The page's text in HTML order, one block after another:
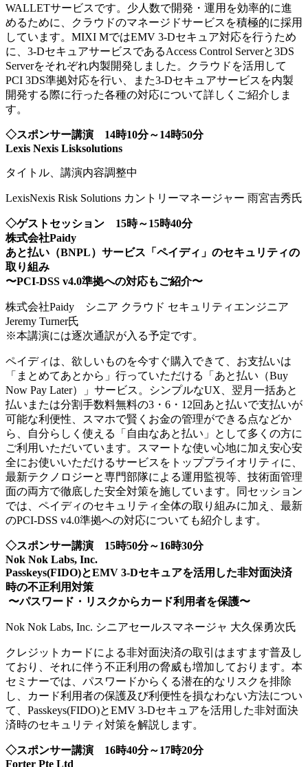
WALLETサービスです。少人数で開発・運用を効率的に進
めるために、クラウドのマネージドサービスを積極的に採用
しています。MIXI MではEMV 3-Dセキュア対応を行うため
に、3-DセキュアサービスであるAccess Control Serverと3DS
Serverをそれぞれ内製開発しました。クラウドを活用して
PCI 3DS準拠対応を行い、また3-Dセキュアサービスを内製
開発する際に行った各種の対応について詳しくご紹介しま
す。
◇スポンサー講演 14時10分～14時50分
Lexis Nexis Lisksolutions
タイトル、講演内容調整中
LexisNexis Risk Solutions カントリーマネージャー 雨宮吉秀氏
◇ゲストセッション 15時～15時40分
株式会社Paidy
あと払い（BNPL）サービス「ペイディ」のセキュリティの
取り組み
〜PCI-DSS v4.0準拠への対応もご紹介〜
株式会社Paidy シニア クラウド セキュリティエンジニア
Jeremy Turner氏
※本講演には逐次通訳が入る予定です。
ペイディは、欲しいものを今すぐ購入できて、お支払いは
「まとめてあとから」行っていただける「あと払い（Buy
Now Pay Later）」サービス。シンプルなUX、翌月一括あと
払いまたは分割手数料無料の3・6・12回あと払いで支払いが
可能な利便性、スマホで賢くお金の管理ができる点などか
ら、自分らしく使える「自由なあと払い」として多くの方に
ご利用いただいています。スマートな使い心地に加え安心安
全にお使いいただけるサービスをトッププライオリティに、
最新テクノロジーと専門部隊による運用監視等、技術面管理
面の両方で徹底した安全対策を施しています。同セッション
では、ペイディのセキュリティ全体の取り組みに加え、最新
のPCI-DSS v4.0準拠への対応についても紹介します。
◇スポンサー講演 15時50分～16時30分
Nok Nok Labs, Inc.
Passkeys(FIDO)とEMV 3-Dセキュアを活用した非対面決済
時の不正利用対策
〜パスワード・リスクからカード利用者を保護〜
Nok Nok Labs, Inc. シニアセールスマネージャ 大久保勇次氏
クレジットカードによる非対面決済の取引はますます普及し
ており、それに伴う不正利用の脅威も増加しております。本
セミナーでは、パスワードからくる潜在的なリスクを排除
し、カード利用者の保護及び利便性を損なわない方法につい
て、Passkeys(FIDO)とEMV 3-Dセキュアを活用した非対面決
済時のセキュリティ対策を解説します。
◇スポンサー講演 16時40分～17時20分
Forter Pte Ltd